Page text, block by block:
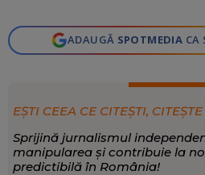
ADAUGĂ SPOTMEDIA CA
EȘTI CEEA CE CITEȘTI,
Sprijină jurnalismul
manipularea și contribuie la
predictibilă în România!